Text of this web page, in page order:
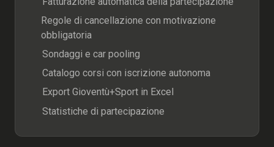
Regole di cancellazione con motivazione
obbligatoria
Sondaggi e car pooling
Catalogo corsi con iscrizione autonoma
Export Gioventù+Sport in Excel
Statistiche di partecipazione